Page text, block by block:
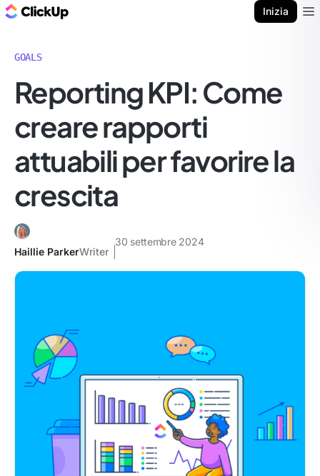
Inizia
GOALS
Reporting KPI: Come
creare rapporti
attuabili per favorire la
crescita
Haillie ParkerWriter
30 settembre 2024